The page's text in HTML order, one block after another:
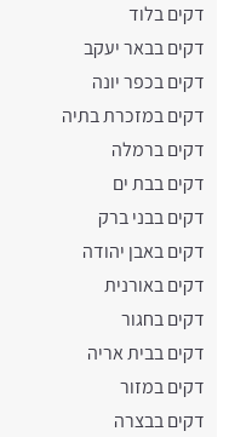
דקים בלוד
דקים בבאר יעקב
דקים בכפר יונה
דקים במזכרת בתיה
דקים ברמלה
דקים בבת ים
דקים בבני ברק
דקים באבן יהודה
דקים באורנית
דקים בחגור
דקים בבית אריה
דקים במזור
דקים בבצרה